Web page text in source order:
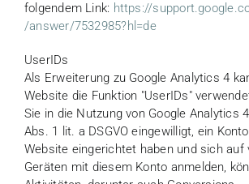
folgendem Link: https://
/answer/7532985?hl=de
UserIDs
Als Erweiterung zu Google Analytics 4
Website die Funktion "UserIDs"
Sie in die Nutzung von Google Analytics
Abs. 1 lit. a DSGVO eingewilligt, ein
Website eingerichtet haben und sich auf
Geräten mit diesem Konto anmelden,